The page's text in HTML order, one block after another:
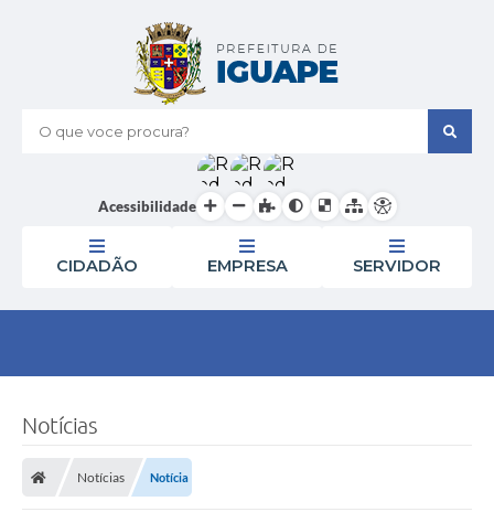
O que voce procura?
Acessibilidade
CIDADÃO EMPRESA SERVIDOR
Notícias
Notícias Notícia